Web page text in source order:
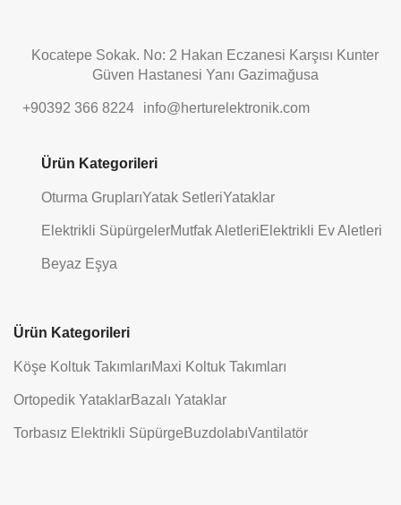
Kocatepe Sokak. No: 2 Hakan Eczanesi Karşısı Kunter
Güven Hastanesi Yanı Gazimağusa
+90392 366 8224 info@herturelektronik.com
Ürün Kategorileri
Oturma GruplarıYatak SetleriYataklar
Elektrikli SüpürgelerMutfak AletleriElektrikli Ev Aletleri
Beyaz Eşya
Ürün Kategorileri
Köşe Koltuk TakımlarıMaxi Koltuk Takımları
Ortopedik YataklarBazalı Yataklar
Torbasız Elektrikli SüpürgeBuzdolabıVantilatör